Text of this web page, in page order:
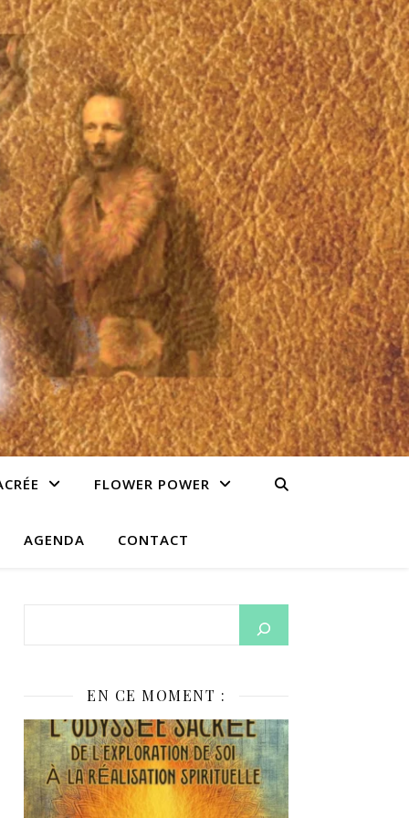
FLOWER POWER
AGENDA CONTACT
EN CE MOMENT :